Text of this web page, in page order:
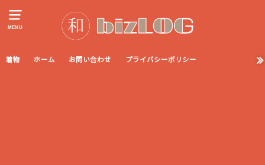
MENU
着物 ホーム お問い合わせ プライバシーポリシー